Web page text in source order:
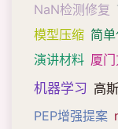
NaN检测修复
模型压缩 简
演讲材料 厦
机器学习 高
PEP增强提案